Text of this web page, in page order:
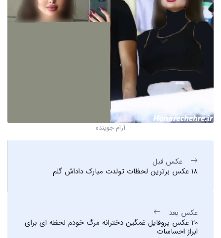
آرام جوینده
عکس قبل
18 عکس برترین لحظات تولدت مبارک داداش گلم
عکس بعد
20 عکس پروفایل غمگین دخترانه مرگ خودم لحظه ای برای
ابراز احساسات